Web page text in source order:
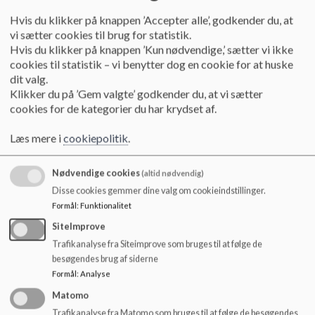
Efter gennemgangen af ansøgningerne vil lærere og ledelsen
indkalde de mest kvalificerede elever til en samtale, hvor den
endelige udvælgelse finder sted.
Formelle forventninger til eleverne
For at sikre en vellykket udveksling stilles der følgende krav
til eleverne:
• Eleverne skal overholde værtskolens regler og
forventninger til adfærd.
• På Bedford School skal eleverne respektere kravene om
formel påklædning.
• Eleverne skal deltage i en hel skoleuge og følge det skema,
de tildeles.
Mål med udvekslingen
Formålet med programmet er at give eleverne indsigt i et
andet uddannelsessystem og udfordre deres egne tilgange til
læring. Eleverne bliver både fagligt og personligt udfordret
gennem:
Hvis du klikker på knappen ’Accepter alle’, godkender du, at
vi sætter cookies til brug for statistik.
Hvis du klikker på knappen ’Kun nødvendige,’ sætter vi ikke
cookies til statistik – vi benytter dog en cookie for at huske
dit valg.
Klikker du på ’Gem valgte’ godkender du, at vi sætter
cookies for de kategorier du har krydset af.
Læs mere icookiepolitik.
Nødvendige cookies(altid nødvendig)
Disse cookies gemmer dine valg om cookieindstillinger.
Formål: Funktionalitet
SiteImprove
Trafikanalyse fra Siteimprove som bruges til at følge de
besøgendes brug af siderne
Formål : Analyse
Matomo